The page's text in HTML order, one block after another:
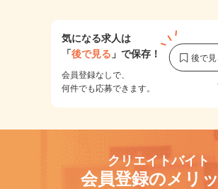
気になる求人は
「後で見る 」で保存！
会員登録なしで、
何件でも応募できます。
クリエイトバイト
会員登録のメリ